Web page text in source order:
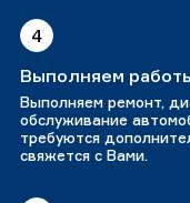
4
Выполняем
Выполняем ремонт,
обслуживание
требуются
свяжется с Вами.